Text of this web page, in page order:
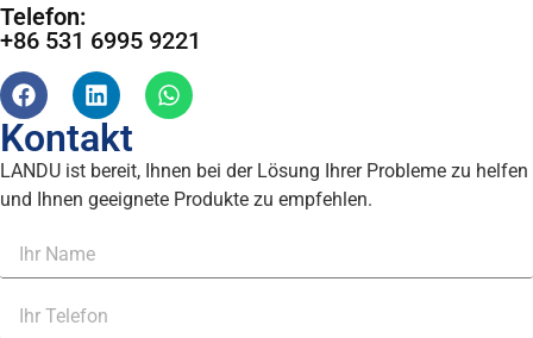
Telefon:
+86 531 6995 9221
Kontakt
LANDU ist bereit, Ihnen bei der Lösung Ihrer Probleme zu helfen
und Ihnen geeignete Produkte zu empfehlen.